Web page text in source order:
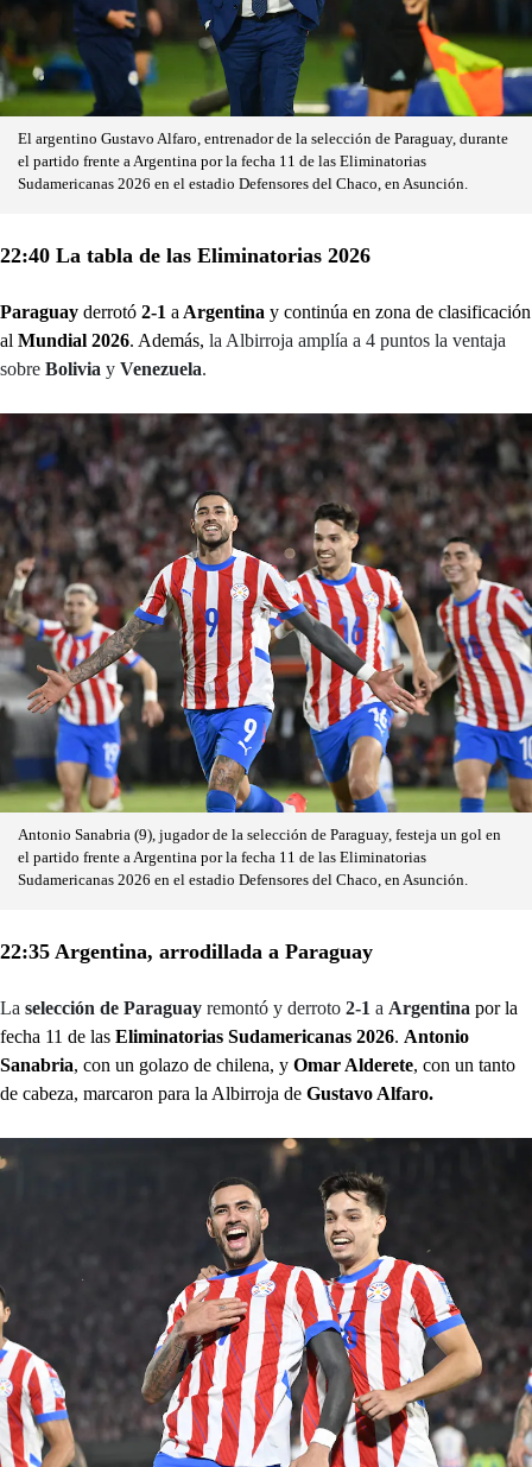
El argentino Gustavo Alfaro, entrenador de la selección de Paraguay, durante
el partido frente a Argentina por la fecha 11 de las Eliminatorias
Sudamericanas 2026 en el estadio Defensores del Chaco, en Asunción.
22:40 La tabla de las Eliminatorias 2026
Paraguay derrotó 2-1 a Argentina y continúa en zona de clasificación
al Mundial 2026. Además, la Albirroja amplía a 4 puntos la ventaja
sobre Bolivia y Venezuela.
Antonio Sanabria (9), jugador de la selección de Paraguay, festeja un gol en
el partido frente a Argentina por la fecha 11 de las Eliminatorias
Sudamericanas 2026 en el estadio Defensores del Chaco, en Asunción.
22:35 Argentina, arrodillada a Paraguay
La selección de Paraguay remontó y derroto 2-1 a Argentina por la
fecha 11 de las Eliminatorias Sudamericanas 2026. Antonio
Sanabria, con un golazo de chilena, y Omar Alderete, con un tanto
de cabeza, marcaron para la Albirroja de Gustavo Alfaro.